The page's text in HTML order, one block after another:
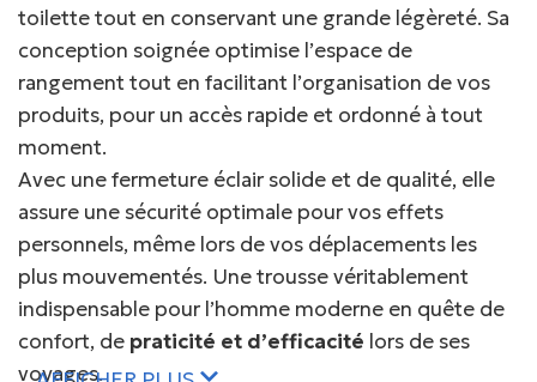
toilette tout en conservant une grande légèreté. Sa
conception soignée optimise l’espace de
rangement tout en facilitant l’organisation de vos
produits, pour un accès rapide et ordonné à tout
moment.
Avec une fermeture éclair solide et de qualité, elle
assure une sécurité optimale pour vos effets
personnels, même lors de vos déplacements les
plus mouvementés. Une trousse véritablement
indispensable pour l’homme moderne en quête de
confort, de praticité et d’efficacité lors de ses
voyages.